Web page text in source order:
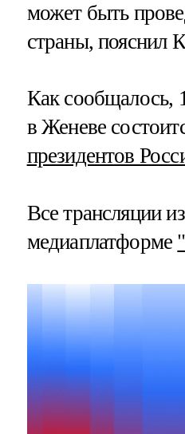
может быть
страны, пояснил
Как сообщалось,
в Женеве
президентов
Все трансляции
медиаплатформе